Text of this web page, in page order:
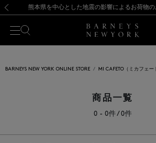
熊本県を中心とした地震の影響によるお荷物
【開催中】SUMMER SALEのご案内・ご
BARNEYS NEW YORK ONLINE STORE MI CAFETO（ミカフェー
商品一覧
0 - 0件 / 0件